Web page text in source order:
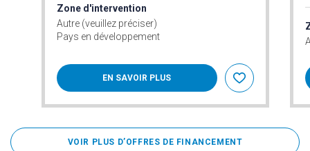
Zone d'intervention
Autre (veuillez préciser)
Pays en développement
EN SAVOIR PLUS
VOIR PLUS D’OFFRES DE FINANCEMENT